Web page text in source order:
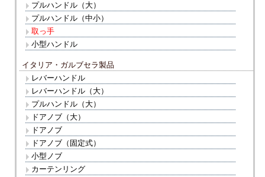
イタリア・ガルブセラ製品
レバーハンドル
レバーハンドル（大）
プルハンドル（大）
ドアノブ（大）
ドアノブ
ドアノブ（固定式）
小型ノブ
カーテンリング
プルハンドル（大）
プルハンドル（中小）
取っ手
小型ハンドル